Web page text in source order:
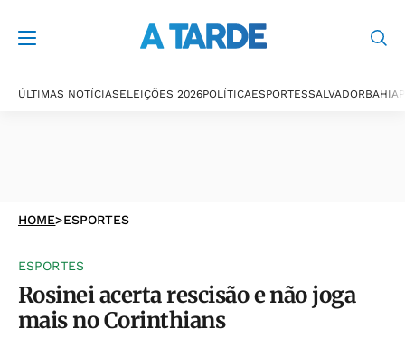
ÚLTIMAS NOTÍCIASELEIÇÕES 2026POLÍTICAESPORTESSALVADORBAHIA
HOME>ESPORTES
ESPORTES
Rosinei acerta rescisão e não joga
mais no Corinthians